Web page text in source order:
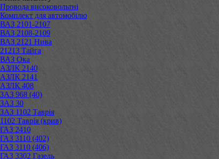
Провода високовольтні
Комплект для автомобілю
ВАЗ 2101-2107
ВАЗ 2108-2109
ВАЗ 2121 Нива
21213 Тайга
ВАЗ Ока
АЗЛК 2140
АЗЛК 2141
АЗЛК 408
ЗАЗ 968 (40)
ЗАЗ 30
ЗАЗ 1102 Таврія
1102 Таврія (крив)
ГАЗ 2410
ГАЗ 3110 (402)
ГАЗ 3110 (406)
ГАЗ 3302 Газель